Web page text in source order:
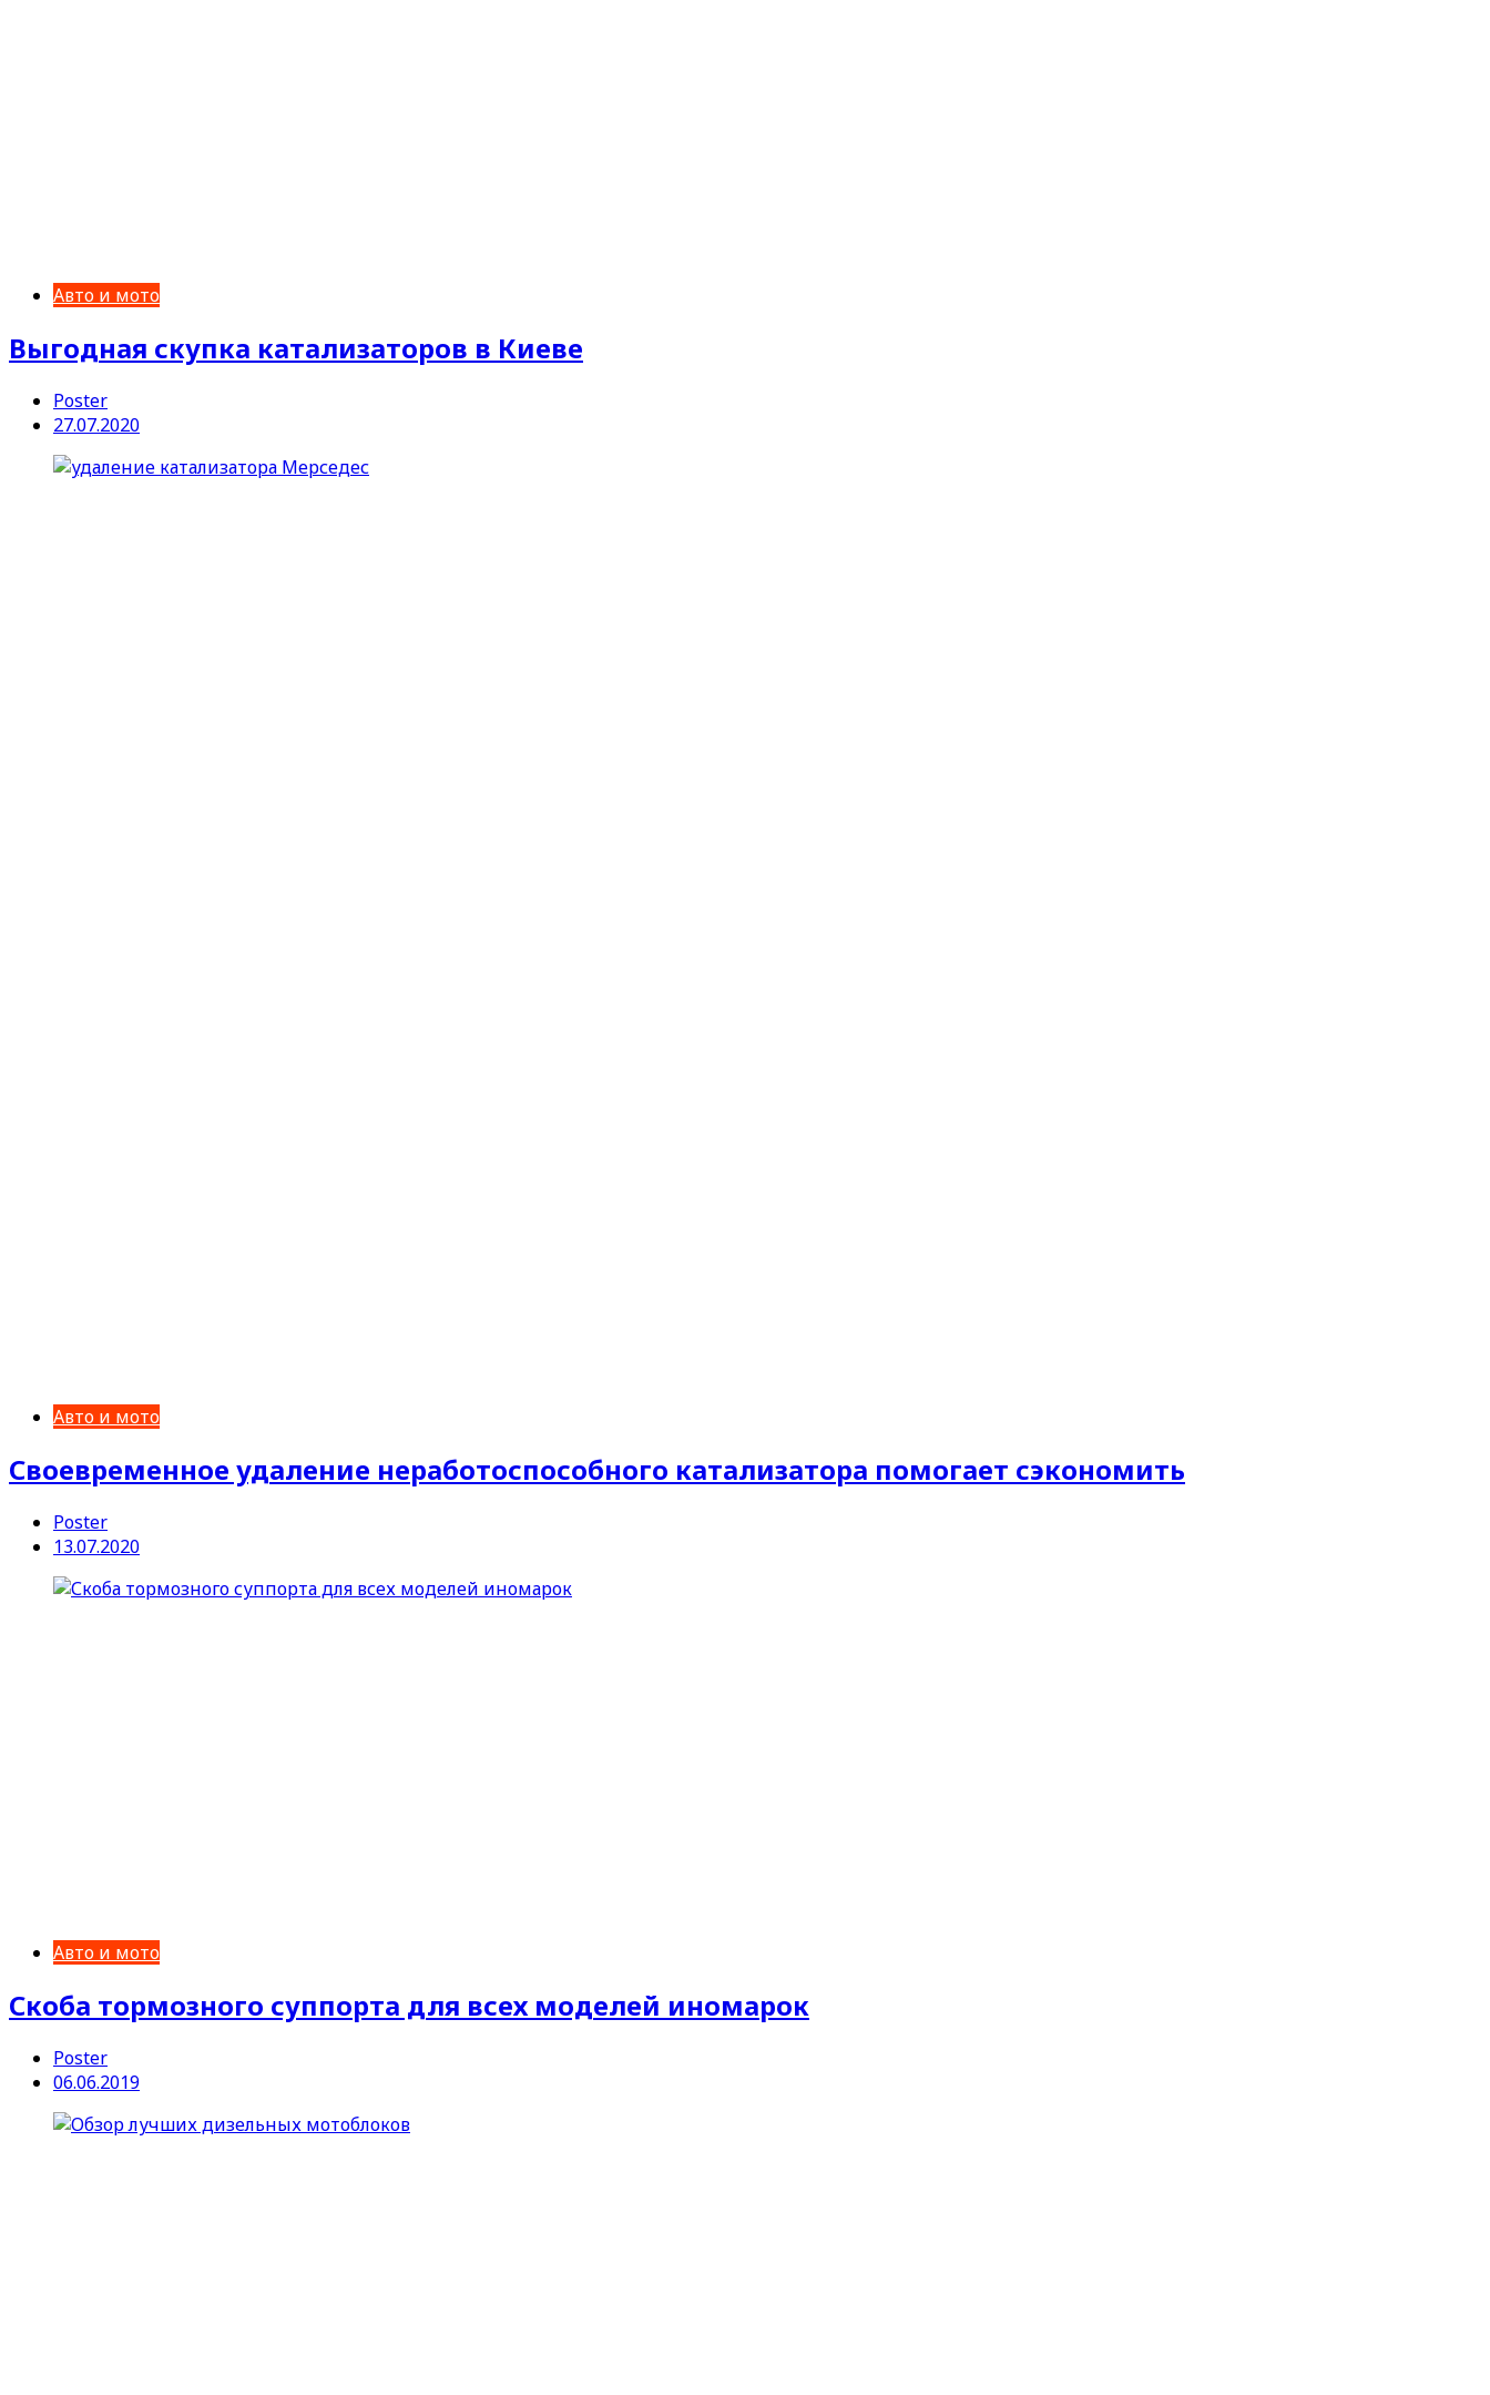
Авто и мото
Выгодная скупка катализаторов в Киеве
Poster
27.07.2020
Авто и мото
Своевременное удаление неработоспособного катализатора помогает сэкономить
Poster
13.07.2020
Авто и мото
Скоба тормозного суппорта для всех моделей иномарок
Poster
06.06.2019